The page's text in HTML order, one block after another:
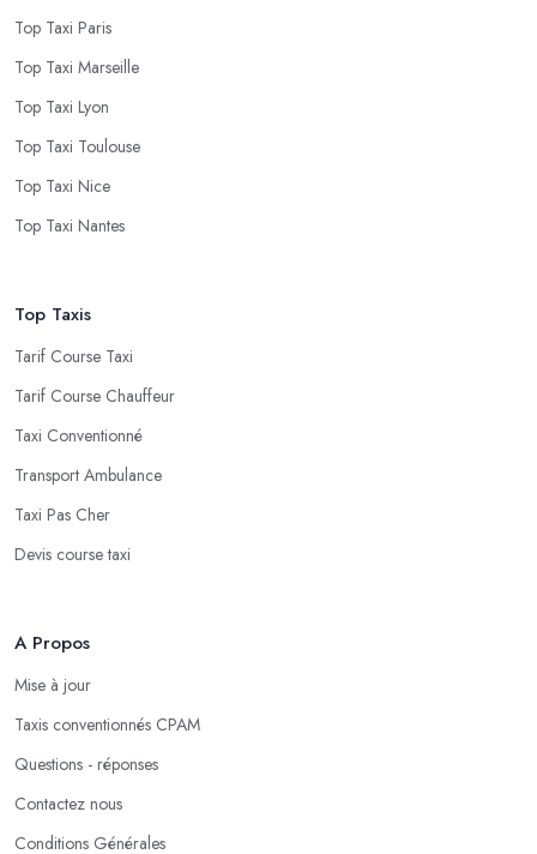
Top Taxi Paris
Top Taxi Marseille
Top Taxi Lyon
Top Taxi Toulouse
Top Taxi Nice
Top Taxi Nantes
Top Taxis
Tarif Course Taxi
Tarif Course Chauffeur
Taxi Conventionné
Transport Ambulance
Taxi Pas Cher
Devis course taxi
A Propos
Mise à jour
Taxis conventionnés CPAM
Questions - réponses
Contactez nous
Conditions Générales